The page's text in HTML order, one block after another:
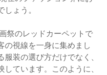
ょう。
祭のレッドカーペットで
の視線を一身に集めまし
装の選び方だけでなく、
ています。このように、